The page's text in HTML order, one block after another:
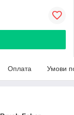
Оплата Умови